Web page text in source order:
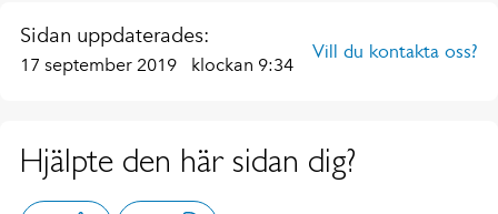
Sidan uppdaterades:
17 september 2019 klockan 9:34
Vill du kontakta oss?
Hjälpte den här sidan dig?